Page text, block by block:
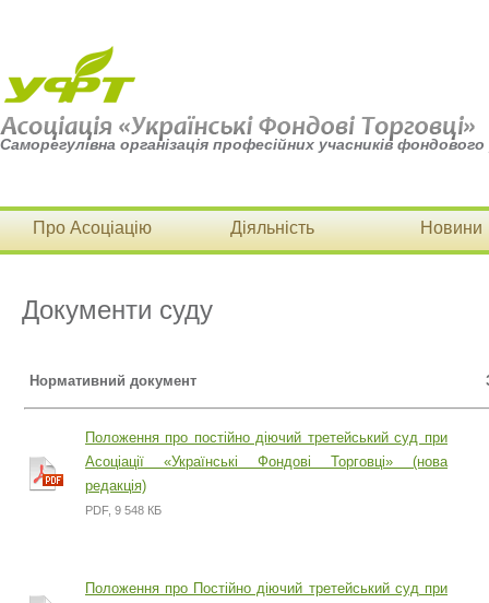
Саморегулівна організація професійних учасників фондового
Про Асоціацію Діяльність Новини
Документи суду
Нормативний документ
Положення про постійно діючий третейський суд при
Асоціації «Українські Фондові Торговці» (нова
редакція)
PDF, 9 548 КБ
Положення про Постійно діючий третейський суд при